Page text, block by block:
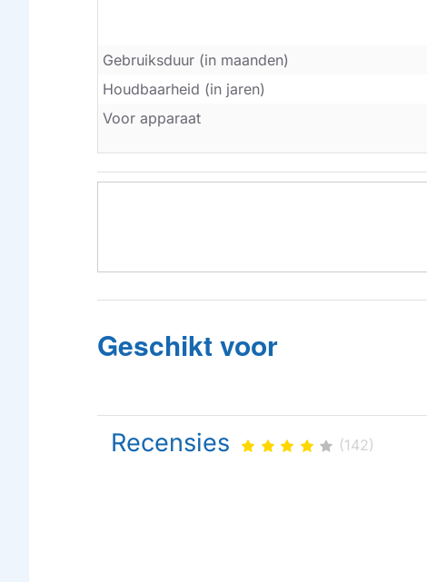
Gebruiksduur (in maanden)
Houdbaarheid (in jaren)
Voor apparaat
Geschikt voor
Recensies (142)